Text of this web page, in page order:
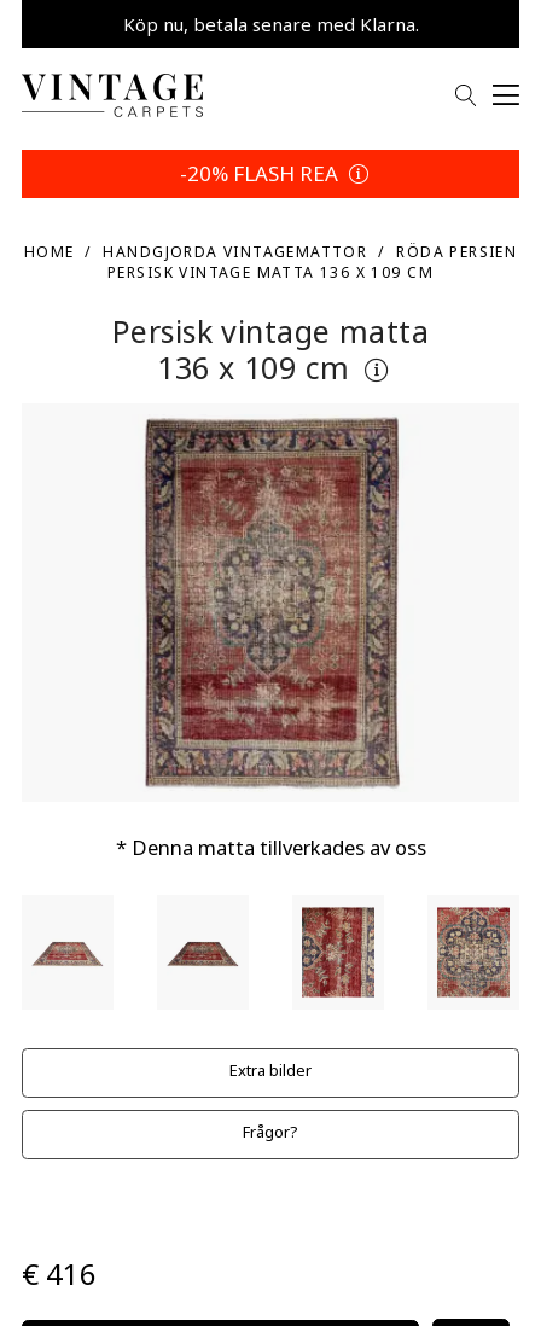
Spara 5 % | Dina returvillkor
Köp nu, betala senare med Klarna.
-20% FLASH REA
HOME HANDGJORDA VINTAGEMATTOR
RÖDA PERSIEN
PERSISK VINTAGE MATTA 136 X 109 CM
Persisk vintage matta
136 x 109 cm
* Denna matta tillverkades av oss
Extra bilder
Frågor?
€ 416